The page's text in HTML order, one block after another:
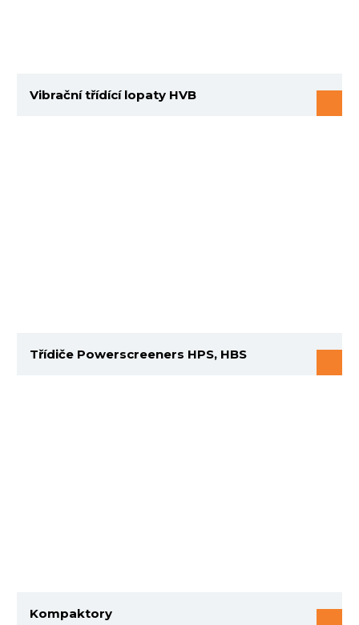
Vibrační třídící lopaty HVB
Třídiče Powerscreeners HPS, HBS
Kompaktory